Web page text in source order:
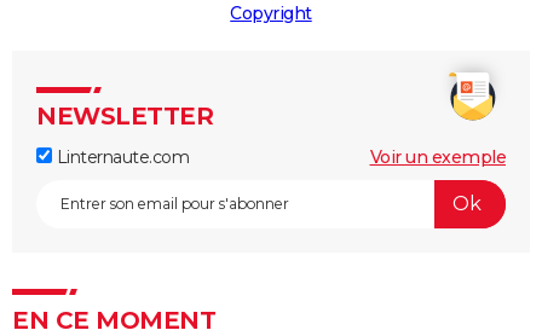
Copyright
NEWSLETTER
Linternaute.com Voir un exemple
EN CE MOMENT